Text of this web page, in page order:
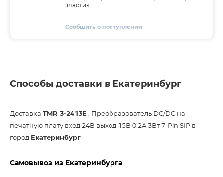
пластик
Сообщить о поступлении
Способы доставки в Екатеринбург
Доставка TMR 3-2413E , Преобразователь DC/DC на
печатную плату вход 24В выход 15В 0.2A 3Вт 7-Pin SIP в
город Екатеринбург
Самовывоз из Екатеринбурга